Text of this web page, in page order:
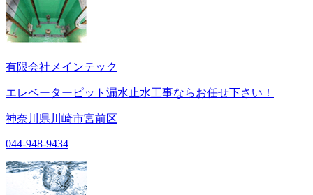
有限会社メインテック
エレベーターピット漏水止水工事ならお任せ下さい！
神奈川県川崎市宮前区
044-948-9434